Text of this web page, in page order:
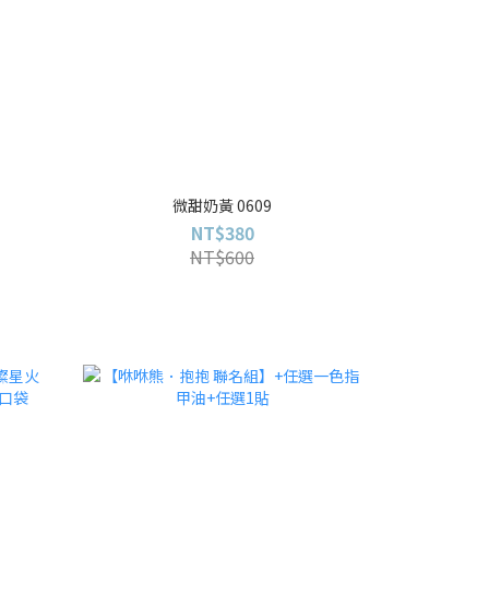
微甜奶黃 0609
NT$380
NT$600